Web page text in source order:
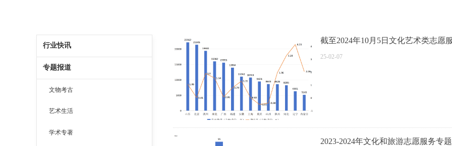
截至2024年10月5日文化艺术类志愿
25-02-07
2023-2024年文化和旅游志愿服务专
行业快讯
专题报道
文物考古
艺术生活
学术专著